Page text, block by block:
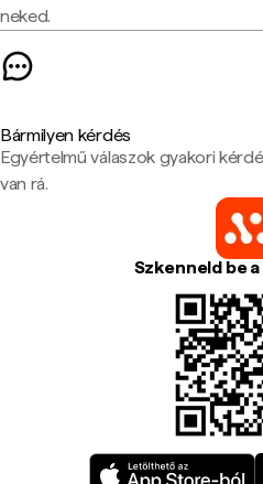
neked.
Bármilyen kérdés
Egyértelmű válaszok gyakori
van rá.
Szkenneld be